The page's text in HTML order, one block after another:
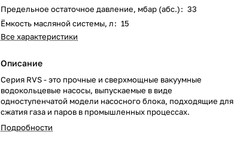
Предельное остаточное давление, мбар (абс.): 33
Ёмкость масляной системы, л: 15
Все характеристики
Описание
Серия RVS - это прочные и сверхмощные вакуумные
водокольцевые насосы, выпускаемые в виде
одноступенчатой модели насосного блока, подходящие для
сжатия газа и паров в промышленных процессах.
Подробности